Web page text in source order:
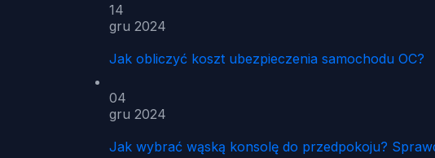
14
gru 2024
Jak obliczyć koszt ubezpieczenia samochodu OC?
04
gru 2024
Jak wybrać wąską konsolę do przedpokoju?